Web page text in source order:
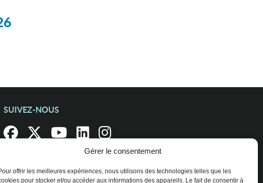
Gérer le consentement
offrir les meilleures expériences, nous utilisons des technologies telles que les
pour stocker et/ou accéder aux informations des appareils. Le fait de consentir à
SUIVEZ-NOUS